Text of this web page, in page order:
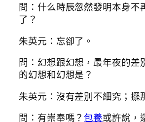
問：什么時辰忽然發明本身不
了？
朱英元：忘卻了。
問：幻想跟幻想，最年夜的差
的幻想和幻想是？
朱英元：沒有差別不細究；擺
問：有崇奉嗎？包養或許說，